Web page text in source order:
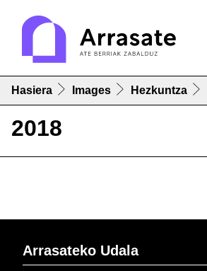
Hasiera Images Hezkuntza
2018
Arrasateko Udala